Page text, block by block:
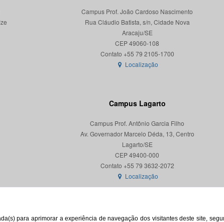
para aprimorar a experiência de navegação dos visitantes deste site,
Campus Prof. João Cardoso Nascimento
Rua Cláudio Batista, s/n, Cidade Nova
Aracaju/SE
CEP 49060-108
Localização
Campus Lagarto
Campus Prof. Antônio Garcia Filho
Av. Governador Marcelo Déda, 13, Centro
Lagarto/SE
CEP 49400-000
Localização